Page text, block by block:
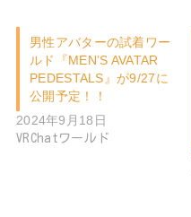
男性アバターの試着ワー
ルド『MEN’S AVATAR
PEDESTALS』が9/27に
公開予定！！
2024年9月18日
VRChatワールド